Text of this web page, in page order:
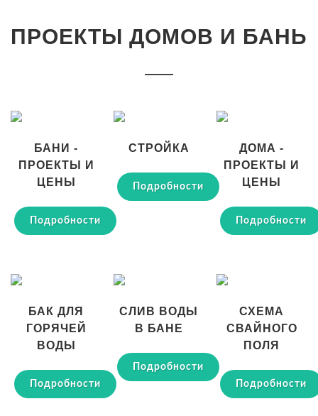
ПРОЕКТЫ ДОМОВ И БАНЬ
БАНИ -
ПРОЕКТЫ И
ЦЕНЫ
Подробности
СТРОЙКА
Подробности
ДОМА -
ПРОЕКТЫ И
ЦЕНЫ
Подробности
БАК ДЛЯ
ГОРЯЧЕЙ
ВОДЫ
Подробности
СЛИВ ВОДЫ
В БАНЕ
Подробности
СХЕМА
СВАЙНОГО
ПОЛЯ
Подробности